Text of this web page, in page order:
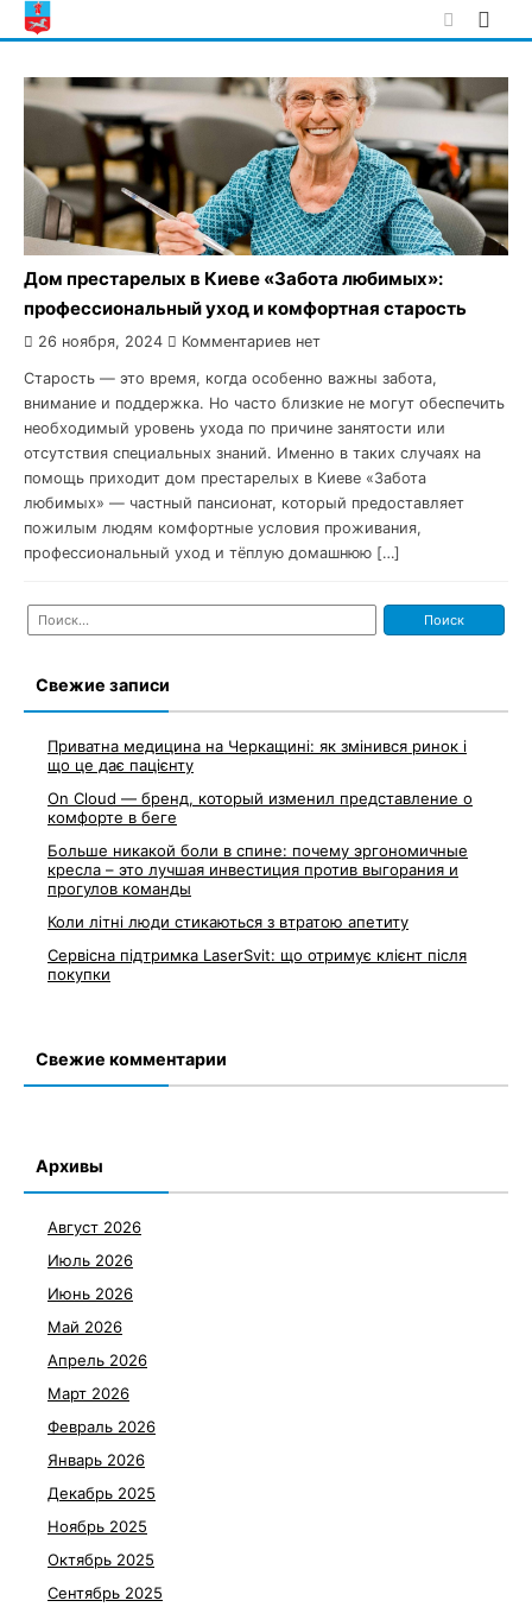
Skip
to
Дом престарелых в Киеве «Забота любимых»:
профессиональный уход и комфортная старость
26 ноября, 2024 Комментариев нет
Старость — это время, когда особенно важны забота,
внимание и поддержка. Но часто близкие не могут обеспечить
необходимый уровень ухода по причине занятости или
отсутствия специальных знаний. Именно в таких случаях на
помощь приходит дом престарелых в Киеве «Забота
любимых» — частный пансионат, который предоставляет
пожилым людям комфортные условия проживания,
профессиональный уход и тёплую домашнюю […]
Найти:
Свежие записи
Приватна медицина на Черкащині: як змінився ринок і
що це дає пацієнту
On Cloud — бренд, который изменил представление о
комфорте в беге
Больше никакой боли в спине: почему эргономичные
кресла – это лучшая инвестиция против выгорания и
прогулов команды
Коли літні люди стикаються з втратою апетиту
Сервісна підтримка LaserSvit: що отримує клієнт після
покупки
Свежие комментарии
Архивы
Август 2026
Июль 2026
Июнь 2026
Май 2026
Апрель 2026
Март 2026
Февраль 2026
Январь 2026
Декабрь 2025
Ноябрь 2025
Октябрь 2025
Сентябрь 2025